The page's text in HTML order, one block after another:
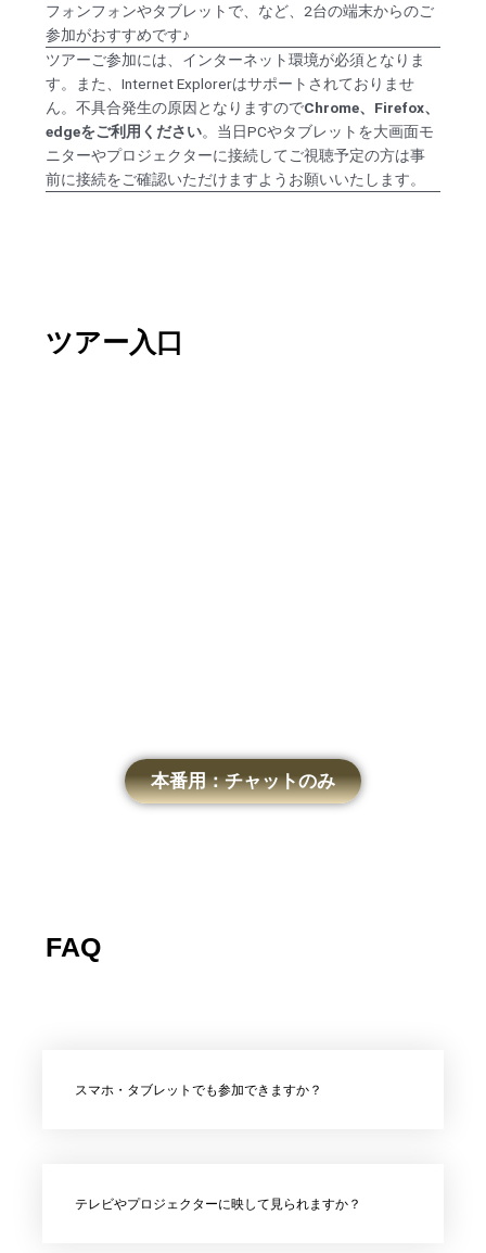
フォンフォンやタブレットで、など、2台の端末からのご
参加がおすすめです♪
ツアーご参加には、インターネット環境が必須となりま
す。また、Internet Explorerはサポートされておりませ
ん。不具合発生の原因となりますのでChrome、Firefox、
edgeをご利用ください。 当日PCやタブレットを大画面モ
ニターやプロジェクターに接続してご視聴予定の方は事
前に接続をご確認いただけますようお願いいたします。
ツアー入口
本番用：チャットのみ
FAQ
スマホ・タブレットでも参加できますか？
テレビやプロジェクターに映して見られますか？